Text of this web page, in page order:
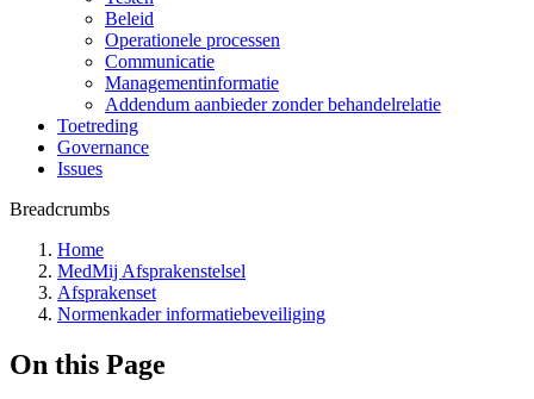
Beleid
Operationele processen
Communicatie
Managementinformatie
Addendum aanbieder zonder behandelrelatie
Toetreding
Governance
Issues
Breadcrumbs
Home
MedMij Afsprakenstelsel
Afsprakenset
Normenkader informatiebeveiliging
On this Page